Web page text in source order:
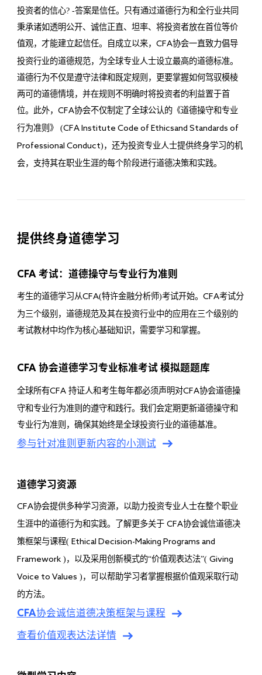
投资者的信心? -答案是信任。只有通过道德行为和全行业共同
秉承诸如透明公开、诚信正直、坦率、将投资者放在首位等价
值观，才能建立起信任。自成立以来， CFA协会一直致力倡导
投资行业的道德规范，为全球专业人士设立最高的道德标准。
道德行为不仅是遵守法律和既定规则，更要掌握如何驾驭模棱
两可的道德情境，并在规则不明确时将投资者的利益置于首
位。此外， CFA协会不仅制定了全球公认的《道德操守和专业
行为准则》 (CFA Institute Code of Ethicsand Standards of
Professional Conduct)，还为投资专业人士提供终身学习的机
会，支持其在职业生涯的每个阶段进行道德决策和实践。
提供终身道德学习
CFA 考试：道德操守与专业行为准则
考生的道德学习从CFA(特许金融分析师)考试开始。 CFA考试分
为三个级别，道德规范及其在投资行业中的应用在三个级别的
考试教材中均作为核心基础知识，需要学习和掌握。
CFA 协会道德学习专业标准考试 模拟题题库
全球所有CFA持证人和考生每年都必须声明对CFA协会道德操
守和专业行为准则的遵守和践行。我们会定期更新道德操守和
专业行为准则，确保其始终是全球投资行业的道德基准。
参与针对准则更新内容的小测试
道德学习资源
CFA协会提供多种学习资源，以助力投资专业人士在整个职业
生涯中的道德行为和实践。了解更多关于 CFA协会诚信道德决
策框架与课程( Ethical Decision-Making Programs and
Framework)，以及采用创新模式的“价值观表达法”( Giving
Voice to Values )，可以帮助学习者掌握根据价值观采取行动
的方法。
CFA协会诚信道德决策框架与课程
查看价值观表达法详情